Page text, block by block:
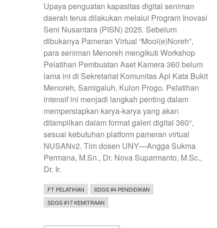
Upaya penguatan kapasitas digital seniman
daerah terus dilakukan melalui Program Inovasi
Seni Nusantara (PISN) 2025. Sebelum
dibukanya Pameran Virtual “Mooi(e)Noreh”,
para seniman Menoreh mengikuti Workshop
Pelatihan Pembuatan Aset Kamera 360 belum
lama ini di Sekretariat Komunitas Api Kata Bukit
Menoreh, Samigaluh, Kulon Progo. Pelatihan
intensif ini menjadi langkah penting dalam
mempersiapkan karya-karya yang akan
ditampilkan dalam format galeri digital 360°,
sesuai kebutuhan platform pameran virtual
NUSANv2. Tim dosen UNY—Angga Sukma
Permana, M.Sn., Dr. Nova Suparmanto, M.Sc.,
Dr. Ir.
FT PELATIHAN
SDGS #4 PENDIDIKAN
SDGS #17 KEMITRAAN